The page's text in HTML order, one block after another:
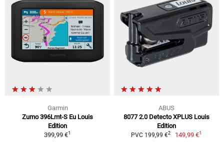
Garmin
Zumo 396Lmt-S Eu Louis
Edition
399,99 €1
ABUS
8077 2.0 Detecto XPLUS Louis
Edition
PVC 199,99 €2 149,99 €1